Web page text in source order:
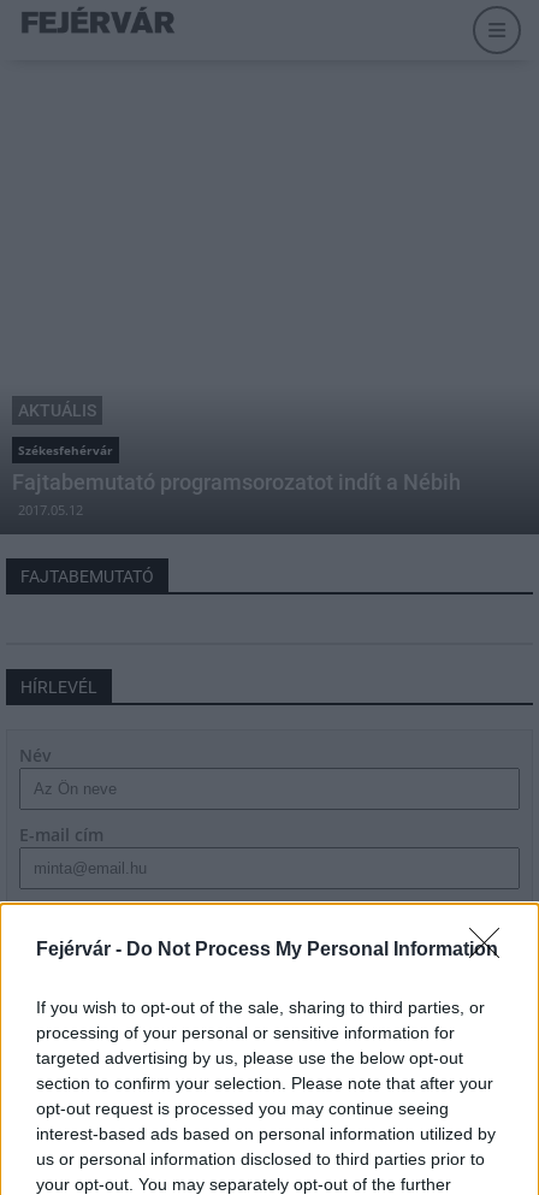
Fejérvár - Do Not Process My Personal Information
If you wish to opt-out of the sale, sharing to third parties, or
processing of your personal or sensitive information for
targeted advertising by us, please use the below opt-out
section to confirm your selection. Please note that after your
opt-out request is processed you may continue seeing
interest-based ads based on personal information utilized by
us or personal information disclosed to third parties prior to
your opt-out. You may separately opt-out of the further
AKTUÁLIS
Székesfehérvár
Fajtabemutató programsorozatot indít a Nébih
2017.05.12
FAJTABEMUTATÓ
HÍRLEVÉL
Név
E-mail cím
szabályzatot!
LEGFRISSEBB
Országos hírek
Megérkezett az eső a Duna vízgyűjtőjére